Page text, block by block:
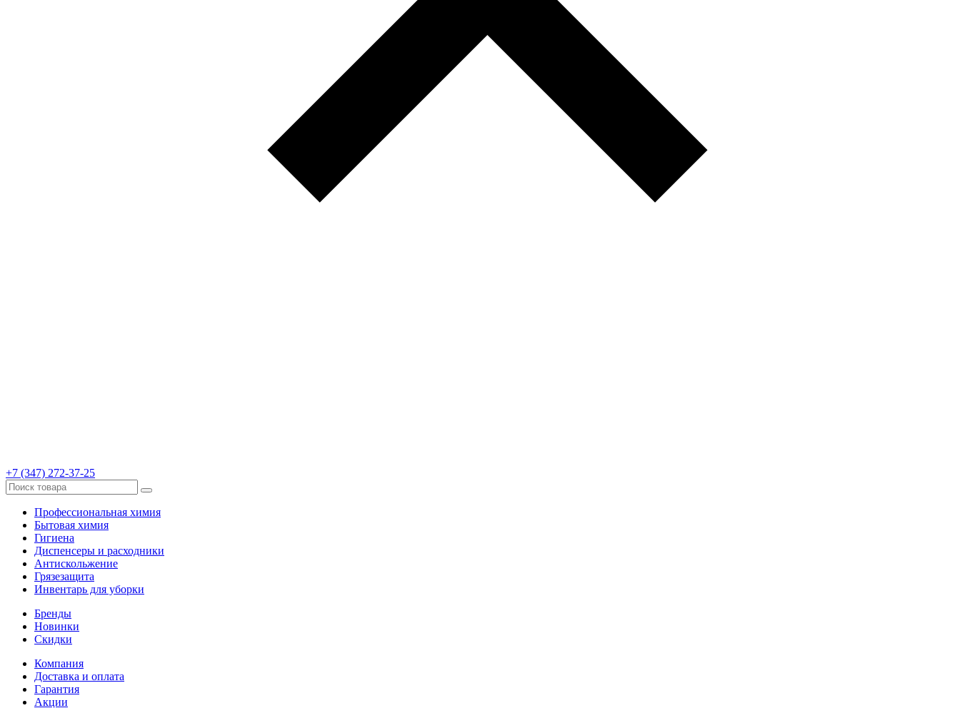
+7 (347) 272-37-25
Профессиональная химия
Бытовая химия
Гигиена
Диспенсеры и расходники
Антискольжение
Грязезащита
Инвентарь для уборки
Бренды
Новинки
Скидки
Компания
Доставка и оплата
Гарантия
Акции